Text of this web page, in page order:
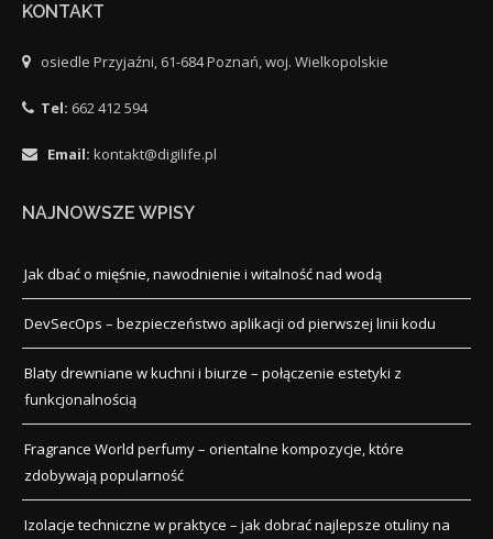
KONTAKT
osiedle Przyjaźni, 61-684 Poznań, woj. Wielkopolskie
Tel: 662 412 594
Email: kontakt@digilife.pl
NAJNOWSZE WPISY
Jak dbać o mięśnie, nawodnienie i witalność nad wodą
DevSecOps – bezpieczeństwo aplikacji od pierwszej linii kodu
Blaty drewniane w kuchni i biurze – połączenie estetyki z
funkcjonalnością
Fragrance World perfumy – orientalne kompozycje, które
zdobywają popularność
Izolacje techniczne w praktyce – jak dobrać najlepsze otuliny na